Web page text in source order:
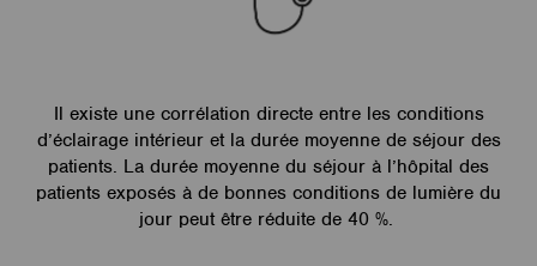
Il existe une corrélation directe entre les conditions
d’éclairage intérieur et la durée moyenne de séjour des
patients. La durée moyenne du séjour à l’hôpital des
patients exposés à de bonnes conditions de lumière du
jour peut être réduite de 40 %.